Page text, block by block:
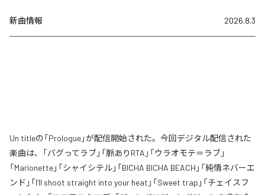
新曲情報 2026.8.3
Un titleの「Prologue」が配信開始された。今回デジタル配信された
楽曲は、「バグってラブ」「脈ありRTA」「ウラオモテ＝ラブ」
「Marionette」「シャイシテル」「BICHA BICHA BEACH」「純情ネバーエ
ンド」「I’ll shoot straight into your heat」「Sweet trap」「チェイスフ